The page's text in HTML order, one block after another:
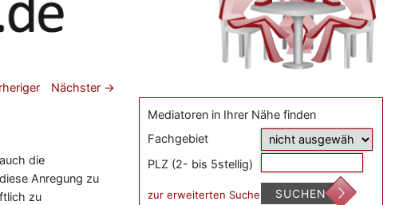
Nächster →
die
Anregung zu
zu
Mediatoren in Ihrer Nähe finden
Fachgebiet
PLZ (2- bis 5stellig)
zur erweiterten Suche SUCHEN